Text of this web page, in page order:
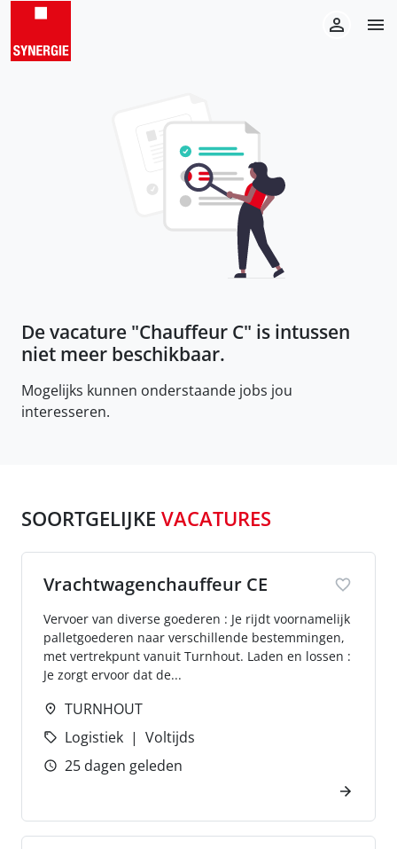
De vacature "Chauffeur C" is intussen
niet meer beschikbaar.
Mogelijks kunnen onderstaande jobs jou
interesseren.
SOORTGELIJKE VACATURES
Vrachtwagenchauffeur CE
Vervoer van diverse goederen : Je rijdt voornamelijk
palletgoederen naar verschillende bestemmingen,
met vertrekpunt vanuit Turnhout. Laden en lossen :
Je zorgt ervoor dat de...
TURNHOUT
Logistiek
Voltijds
25 dagen geleden